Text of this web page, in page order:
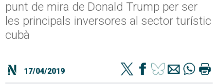
punt de mira de Donald Trump per ser
les principals inversores al sector turístic
cubà
17/04/2019